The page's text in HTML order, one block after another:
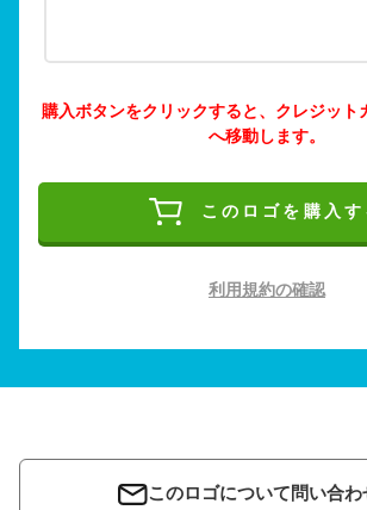
購入ボタンをクリックすると、クレジット
へ移動します。
このロゴを購入す
利用規約の確認
このロゴについて問い合わ